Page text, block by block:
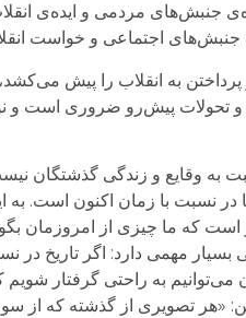
اجتماعی و خواست
به انقلاب را پیش
وضعیت امروز و تحولات پیش‌رو
به وقایع و زندگی گذشتگان
در نسبت با زمان اکنون است.
که ما چیزی از امروزمان
مهمی دارد: اگر تاریخ در
به راحتی گرفتار شویم که
«هر تصويری از گذشته كه